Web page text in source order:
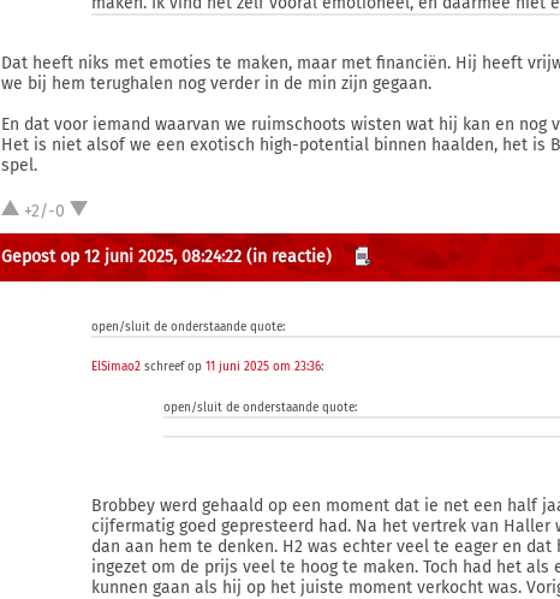
Dat heeft niks met emoties te maken, maar met financiën. Hij heeft
we bij hem terughalen nog verder in de min zijn gegaan.
En dat voor iemand waarvan we ruimschoots wisten wat hij kan en
Het is niet alsof we een exotisch high-potential binnen haalden, het is
spel.
+2/-0
Gepost op 12 juni 2025, 08:24:22 (in reactie)
open/sluit de onderstaande quote:
ElSimao2 schreef op11 juni 2025 om 23:36:
open/sluit de onderstaande quote:
Brobbey werd gehaald op een moment dat ie net een half
cijfermatig goed gepresteerd had. Na het vertrek van Haller
dan aan hem te denken. H2 was echter veel te eager en
ingezet om de prijs veel te hoog te maken. Toch had het als
kunnen gaan als hij op het juiste moment verkocht was.